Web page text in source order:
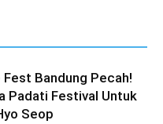
Bandung Pecah!
Padati Festival Untuk
Seop